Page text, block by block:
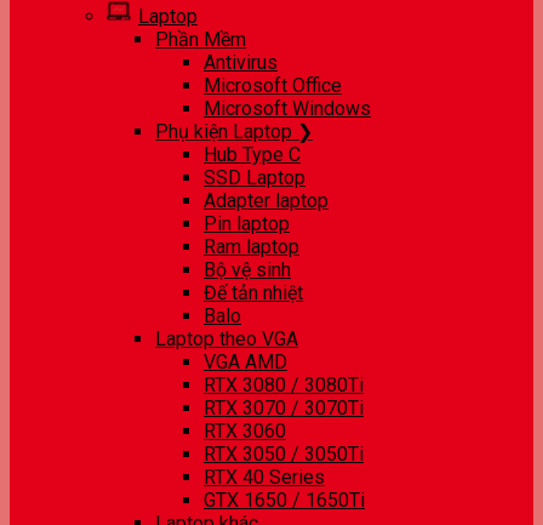
Laptop
Phần Mềm
Antivirus
Microsoft Office
Microsoft Windows
Phụ kiện Laptop ❯
Hub Type C
SSD Laptop
Adapter laptop
Pin laptop
Ram laptop
Bộ vệ sinh
Đế tản nhiệt
Balo
Laptop theo VGA
VGA AMD
RTX 3080 / 3080Ti
RTX 3070 / 3070Ti
RTX 3060
RTX 3050 / 3050Ti
RTX 40 Series
GTX 1650 / 1650Ti